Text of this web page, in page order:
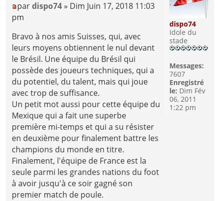
pardispo74 » Dim Juin 17, 2018 11:03
pm
Bravo à nos amis Suisses, qui, avec
leurs moyens obtiennent le nul devant
le Brésil. Une équipe du Brésil qui
possède des joueurs techniques, qui a
du potentiel, du talent, mais qui joue
avec trop de suffisance.
Un petit mot aussi pour cette équipe du
Mexique qui a fait une superbe
première mi-temps et qui a su résister
en deuxième pour finalement battre les
champions du monde en titre.
Finalement, l'équipe de France est la
seule parmi les grandes nations du foot
à avoir jusqu'à ce soir gagné son
premier match de poule.
dispo74
Idole du
stade
Messages:
7607
Enregistré
le: Dim Fév
06, 2011
1:22 pm